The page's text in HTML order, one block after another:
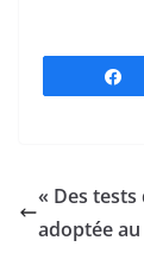
« Des tests
adoptée au